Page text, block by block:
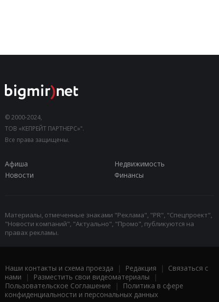
© 2000-2024,
ТОВ «КЕПРЕЙТ ПАРТНЕРС»".
Все права защищены.
Афиша
Недвижимость
Новости
Финансы
Материалы, отмеченные знаками "Реклама", "PR", "Спецпроект",
"Новости компаний", "Актуально", "Промо", публикуются на
правах рекламы.
Наши контакты и схема проезда | Редакция | Связаться с
нами | Разместить свои видеоматериалы |
Пользовательское Соглашение |
Политика в сфере
конфиденциальности и персональных данных